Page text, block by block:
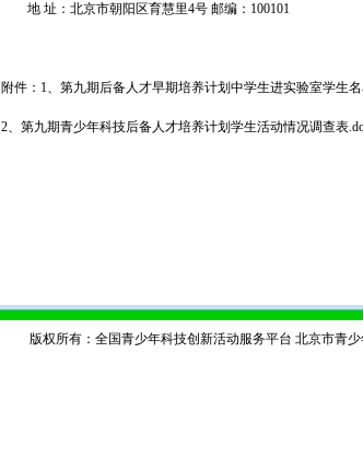
地 址：北京市朝阳区育慧里4号 邮编：100101
附件：1、 第九期后备人才早期培养计划中学生进实验室学生名
2、 第九期青少年科技后备人才培养计划学生活动情况调查表
版权所有：全国青少年科技创新活动服务平台 北京市青